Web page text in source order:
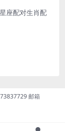
座配对生肖配
邮箱